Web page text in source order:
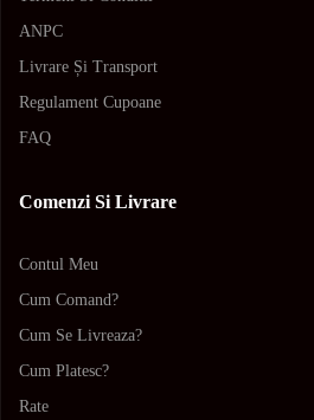
ANPC
Livrare Și Transport
Regulament Cupoane
FAQ
Comenzi Si Livrare
Contul Meu
Cum Comand?
Cum Se Livreaza?
Cum Platesc?
Rate